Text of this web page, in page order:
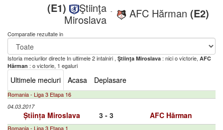
(E1)
Ştiinţa
Miroslava
- AFC Hărman (E2)
Comparatie rezultate in
Istoria meciurilor directe In ultimele 2 intalniri , Ştiinţa Miroslava : nici o victorie, AFC
Hărman : o victorie, 1 egaluri
Ultimele meciuri Acasa Deplasare
Romania - Liga 3 Etapa 16
04.03.2017
Știința Miroslava 3 - 3 AFC Hărman
Romania - Liga 3 Etapa 1